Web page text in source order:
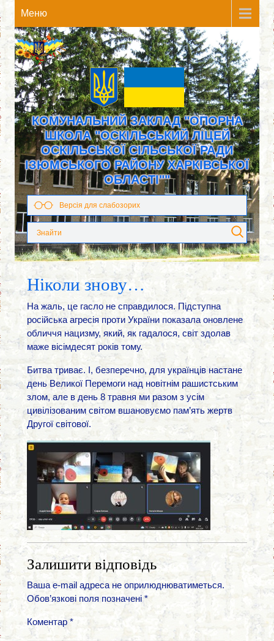
Meню
КОМУНАЛЬНИЙ ЗАКЛАД "ОПОРНА
ШКОЛА "ОСКІЛЬСЬКИЙ ЛІЦЕЙ
ОСКІЛЬСЬКОЇ СІЛЬСЬКОЇ РАДИ
ІЗЮМСЬКОГО РАЙОНУ ХАРКІВСЬКОЇ
ОБЛАСТІ""
Версія для слабозорих
Ніколи знову…
На жаль, це гасло не справдилося. Підступна
російська агресія проти України показала оновлене
обличчя нацизму, який, як гадалося, світ здолав
маже вісімдесят років тому.
Битва триває. І, безперечно, для українців настане
день Великої Перемоги над новітнім рашистським
злом, але в день 8 травня ми разом з усім
цивілізованим світом вшановуємо пам’ять жертв
Другої світової.
Залишити відповідь
Ваша e-mail адреса не оприлюднюватиметься.
Обов’язкові поля позначені *
Коментар *